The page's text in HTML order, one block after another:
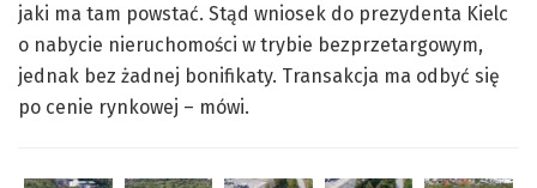
jaki ma tam powstać. Stąd wniosek do prezydenta Kielc
o nabycie nieruchomości w trybie bezprzetargowym,
jednak bez żadnej bonifikaty. Transakcja ma odbyć się
po cenie rynkowej – mówi.